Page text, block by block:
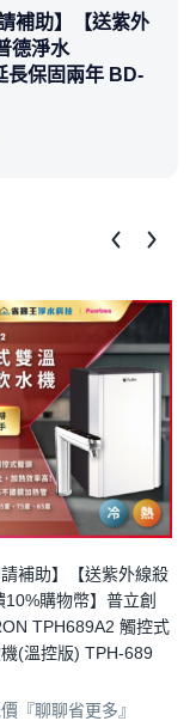
補助】【送紫外
德淨水
長保固兩年 BD-
請補助】【送紫外線殺
10%購物幣】普立創
TPH689A2 觸控式
(溫控版) TPH-689
『聊聊省更多』